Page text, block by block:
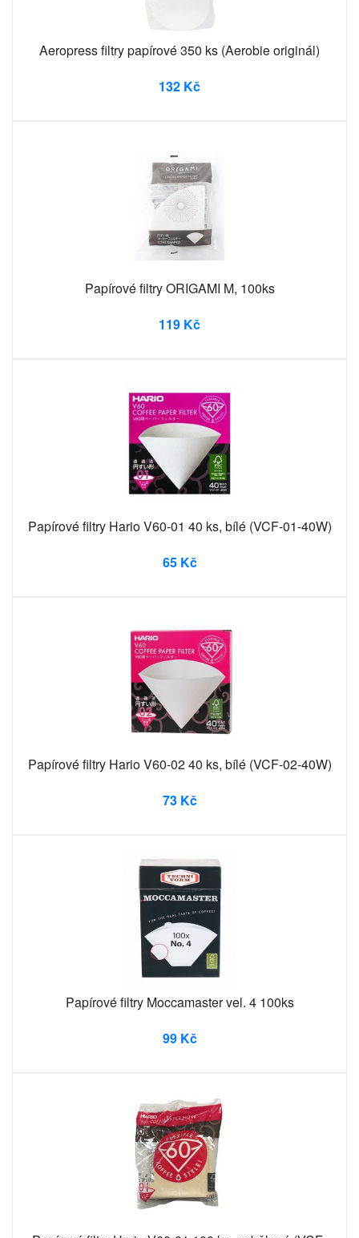
Aeropress filtry papírové 350 ks (Aerobie originál)
132 Kč
Papírové filtry ORIGAMI M, 100ks
119 Kč
Papírové filtry Hario V60-01 40 ks, bílé (VCF-01-40W)
65 Kč
Papírové filtry Hario V60-02 40 ks, bílé (VCF-02-40W)
73 Kč
Papírové filtry Moccamaster vel. 4 100ks
99 Kč